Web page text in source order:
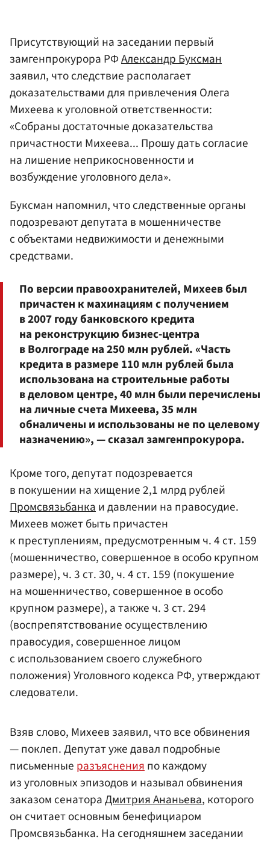
Присутствующий на заседании первый
замгенпрокурора РФАлександр Буксман
заявил, что следствие располагает
доказательствами для привлечения Олега
Михеева к уголовной ответственности:
«Собраны достаточные доказательства
причастности Михеева... Прошу дать согласие
на лишение неприкосновенности и
возбуждение уголовного дела».
Буксман напомнил, что следственные органы
подозревают депутата в мошенничестве
с объектами недвижимости и денежными
средствами.
По версии правоохранителей, Михеев был
причастен к махинациям с получением
в 2007 году банковского кредита
на реконструкцию бизнес-центра
в Волгограде на 250 млн рублей. «Часть
кредита в размере 110 млн рублей была
использована на строительные работы
в деловом центре, 40 млн были перечислены
на личные счета Михеева, 35 млн
обналичены и использованы не по целевому
назначению», — сказал замгенпрокурора.
Кроме того, депутат подозревается
в покушении на хищение 2,1 млрд рублей
Промсвязьбанкаи давлении на правосудие.
Михеев может быть причастен
к преступлениям, предусмотренным ч. 4 ст. 159
(мошенничество, совершенное в особо крупном
размере), ч. 3 ст. 30, ч. 4 ст. 159 (покушение
на мошенничество, совершенное в особо
крупном размере), а также ч. 3 ст. 294
(воспрепятствование осуществлению
правосудия, совершенное лицом
с использованием своего служебного
положения) Уголовного кодекса РФ, утверждают
следователи.
Взяв слово, Михеев заявил, что все обвинения
— поклеп. Депутат уже давал подробные
письменные разъясненияпо каждому
из уголовных эпизодов и называл обвинения
заказом сенатораДмитрия Ананьева, которого
он считает основным бенефициаром
Промсвязьбанка. На сегодняшнем заседании